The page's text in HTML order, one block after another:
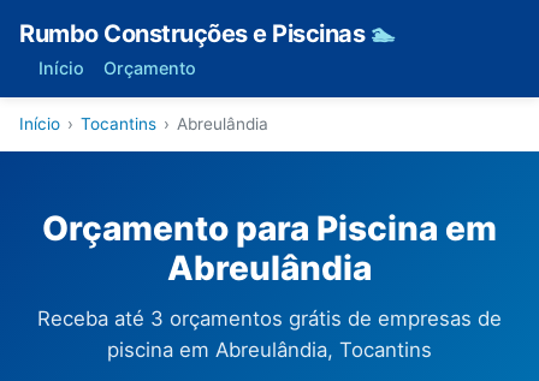
Rumbo Construções e Piscinas 🏊
Início Orçamento
Início › Tocantins › Abreulândia
Orçamento para Piscina em
Abreulândia
Receba até 3 orçamentos grátis de empresas de
piscina em Abreulândia, Tocantins